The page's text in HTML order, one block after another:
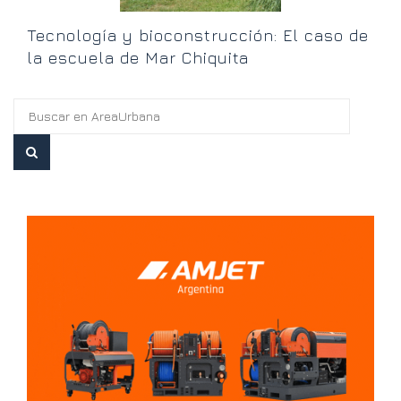
Tecnología y bioconstrucción: El caso de
la escuela de Mar Chiquita